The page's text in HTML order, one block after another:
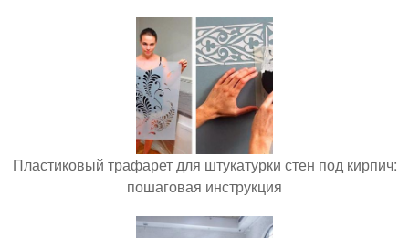
Пластиковый трафарет для штукатурки стен под кирпич:
пошаговая инструкция